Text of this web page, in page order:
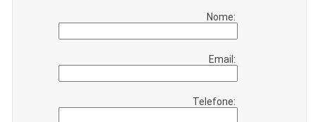
Nome:
Email:
Telefone: